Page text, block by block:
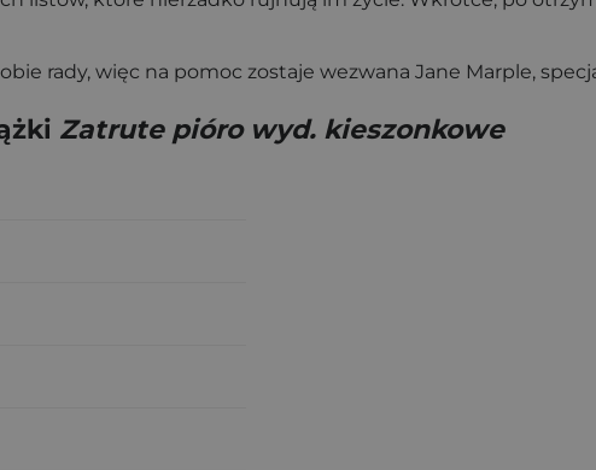
rady, więc na pomoc zostaje wezwana Jane Marple,
Zatrute pióro wyd. kieszonkowe